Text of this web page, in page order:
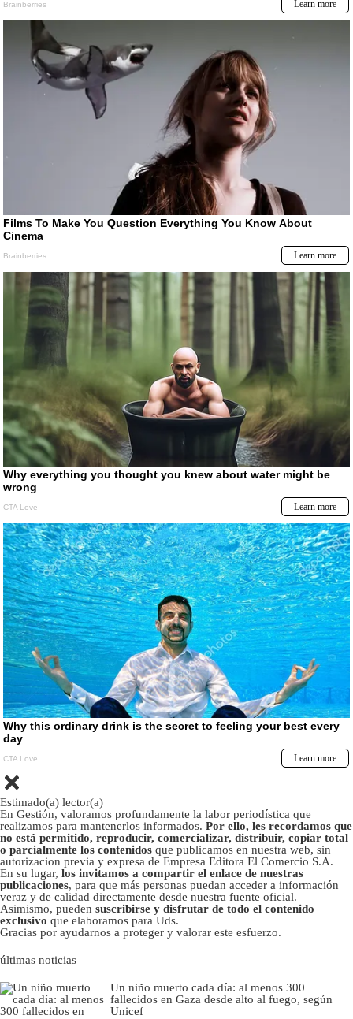
Estimado(a) lector(a)
En Gestión, valoramos profundamente la labor periodística que
realizamos para mantenerlos informados. Por ello, les recordamos que
no está permitido, reproducir, comercializar, distribuir, copiar total
o parcialmente los contenidos que publicamos en nuestra web, sin
autorizacion previa y expresa de Empresa Editora El Comercio S.A.
En su lugar, los invitamos a compartir el enlace de nuestras
publicaciones, para que más personas puedan acceder a información
veraz y de calidad directamente desde nuestra fuente oficial.
Asimismo, pueden suscribirse y disfrutar de todo el contenido
exclusivo que elaboramos para Uds.
Gracias por ayudarnos a proteger y valorar este esfuerzo.
últimas noticias
Un niño muerto cada día: al menos 300
fallecidos en Gaza desde alto al fuego, según
Unicef